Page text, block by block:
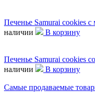
Печенье Samurai cookies
наличии
В корзину
Печенье Samurai cookies
наличии
В корзину
Самые продаваемые